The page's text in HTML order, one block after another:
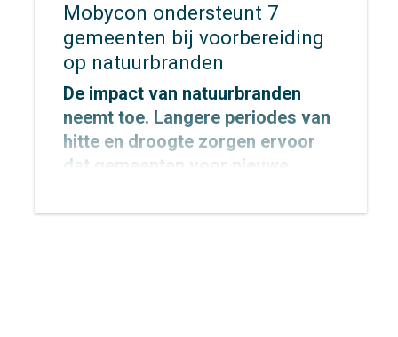
Mobycon ondersteunt 7
gemeenten bij voorbereiding
op natuurbranden
De impact van natuurbranden
neemt toe. Langere periodes van
hitte en droogte zorgen ervoor
dat gemeenten voor nieuwe
het gebied van veiligheid,